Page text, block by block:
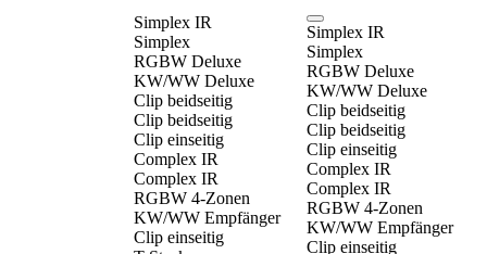
Simplex IR
Simplex
RGBW Deluxe
KW/WW Deluxe
Clip beidseitig
Clip beidseitig
Clip einseitig
Complex IR
Complex IR
RGBW 4-Zonen
KW/WW Empfänger
Clip einseitig
Simplex IR
Simplex
RGBW Deluxe
KW/WW Deluxe
Clip beidseitig
Clip beidseitig
Clip einseitig
Complex IR
Complex IR
RGBW 4-Zonen
KW/WW Empfänger
Clip einseitig